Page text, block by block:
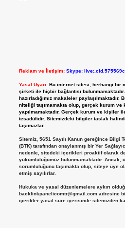
Reklam ve İletişim: Skype:
Yasal Uyarı: Bu internet sitesi, herhangi bir
şirketi ile hiçbir bağlantısı
hazırladığımız makaleler
niteliği taşımamakta olup, gerçek kurum ve
yapılmamaktadır. Gerçek kurum ve kişiler
tesadüfidir. Sitemizdeki bilgiler taslak
taşımazlar.
Sitemiz, 5651 Sayılı Kanun gereğince Bilgi
(BTK) tarafından onaylanmış bir Yer
nedenle, sitedeki içerikleri proaktif olarak
yükümlülüğümüz bulunmamaktadır. Ancak,
sorumluluğunu taşımakta olup, siteye üye
etmiş sayılırlar.
Hukuka ve yasal düzenlemelere aykırı
backlinkpanelicomtr@gmail.comadresine
içerikler yasal süre içerisinde sitemizden